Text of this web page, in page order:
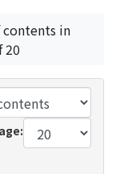
in
20